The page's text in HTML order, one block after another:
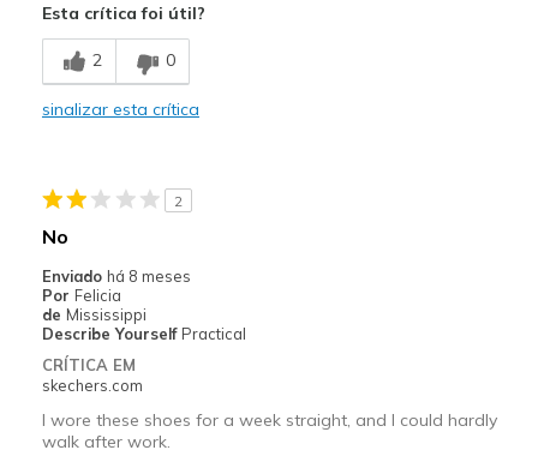
Width
Sizing
View On Shoes
Shoes are for Wearing
Esta crítica foi útil?
2 0
sinalizar esta crítica
2
No
Enviado há 8 meses
Por Felicia
de Mississippi
Describe Yourself Practical
CRÍTICA EM
skechers.com
I wore these shoes for a week straight, and I could hardly
walk after work.